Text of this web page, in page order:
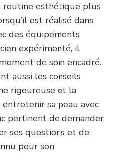
routine esthétique plus
est réalisé dans
des équipements
expérimenté, il
de soin encadré.
aussi les conseils
rigoureuse et la
sa peau avec
pertinent de demander
ses questions et de
pour son